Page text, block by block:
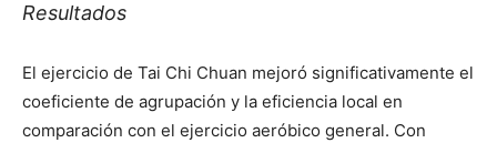
Resultados
El ejercicio de Tai Chi Chuan mejoró significativamente el
coeficiente de agrupación y la eficiencia local en
comparación con el ejercicio aeróbico general. Con